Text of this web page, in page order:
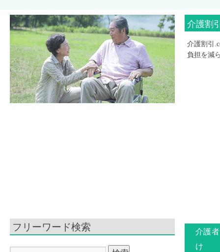
介護割
介護割引
負担を減
介護
け
フリーワード検索